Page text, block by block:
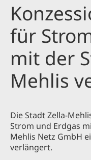
für
mit der
Mehlis
Die Stadt Zella-
Strom und Erdgas
Mehlis Netz GmbH
verlängert.